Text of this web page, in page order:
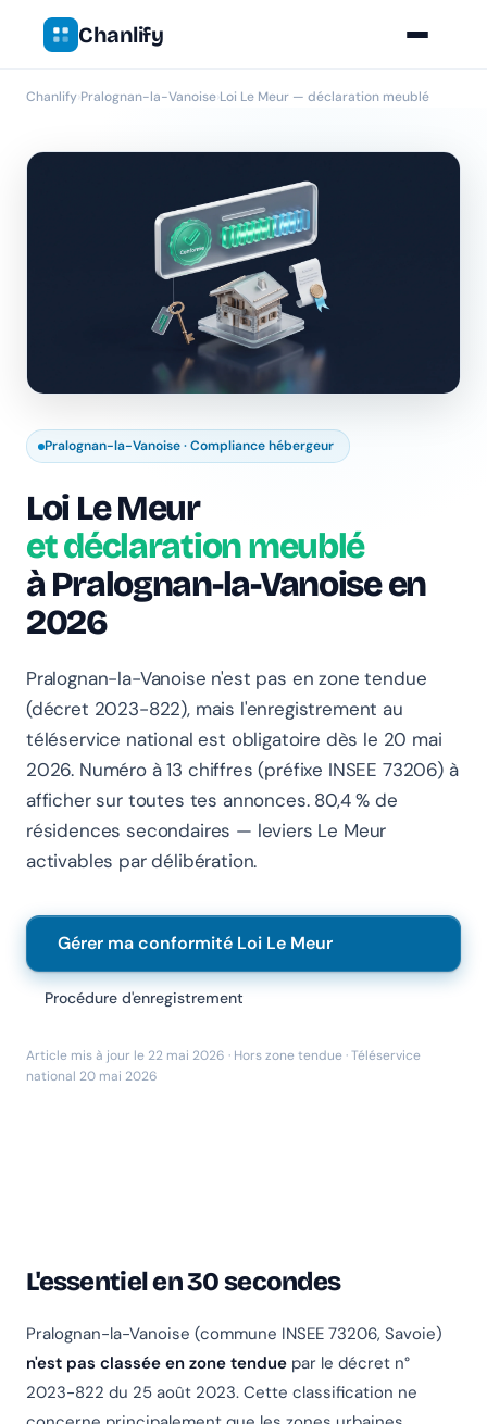
Chanlify
Chanlify›Pralognan-la-Vanoise›Loi Le Meur — déclaration meublé
Pralognan-la-Vanoise · Compliance hébergeur
Loi Le Meur
et déclaration meublé
à Pralognan-la-Vanoise en
2026
Pralognan-la-Vanoise n'est pas en zone tendue
(décret 2023-822), mais l'enregistrement au
téléservice national est obligatoire dès le 20 mai
2026. Numéro à 13 chiffres (préfixe INSEE 73206) à
afficher sur toutes tes annonces. 80,4 % de
résidences secondaires — leviers Le Meur
activables par délibération.
Gérer ma conformité Loi Le Meur
Procédure d'enregistrement
Article mis à jour le 22 mai 2026 · Hors zone tendue · Téléservice
national 20 mai 2026
L'essentiel en 30 secondes
Pralognan-la-Vanoise (commune INSEE 73206, Savoie)
n'est pas classée en zone tendue par le décret n°
2023-822 du 25 août 2023. Cette classification ne
Chanlify Assistant
En ligne · Online
Bonjour 👋 Je suis l'assistant Chanlify. Comment puis-
je vous aider ?
Hello! I'm the Chanlify assistant. How can I help?